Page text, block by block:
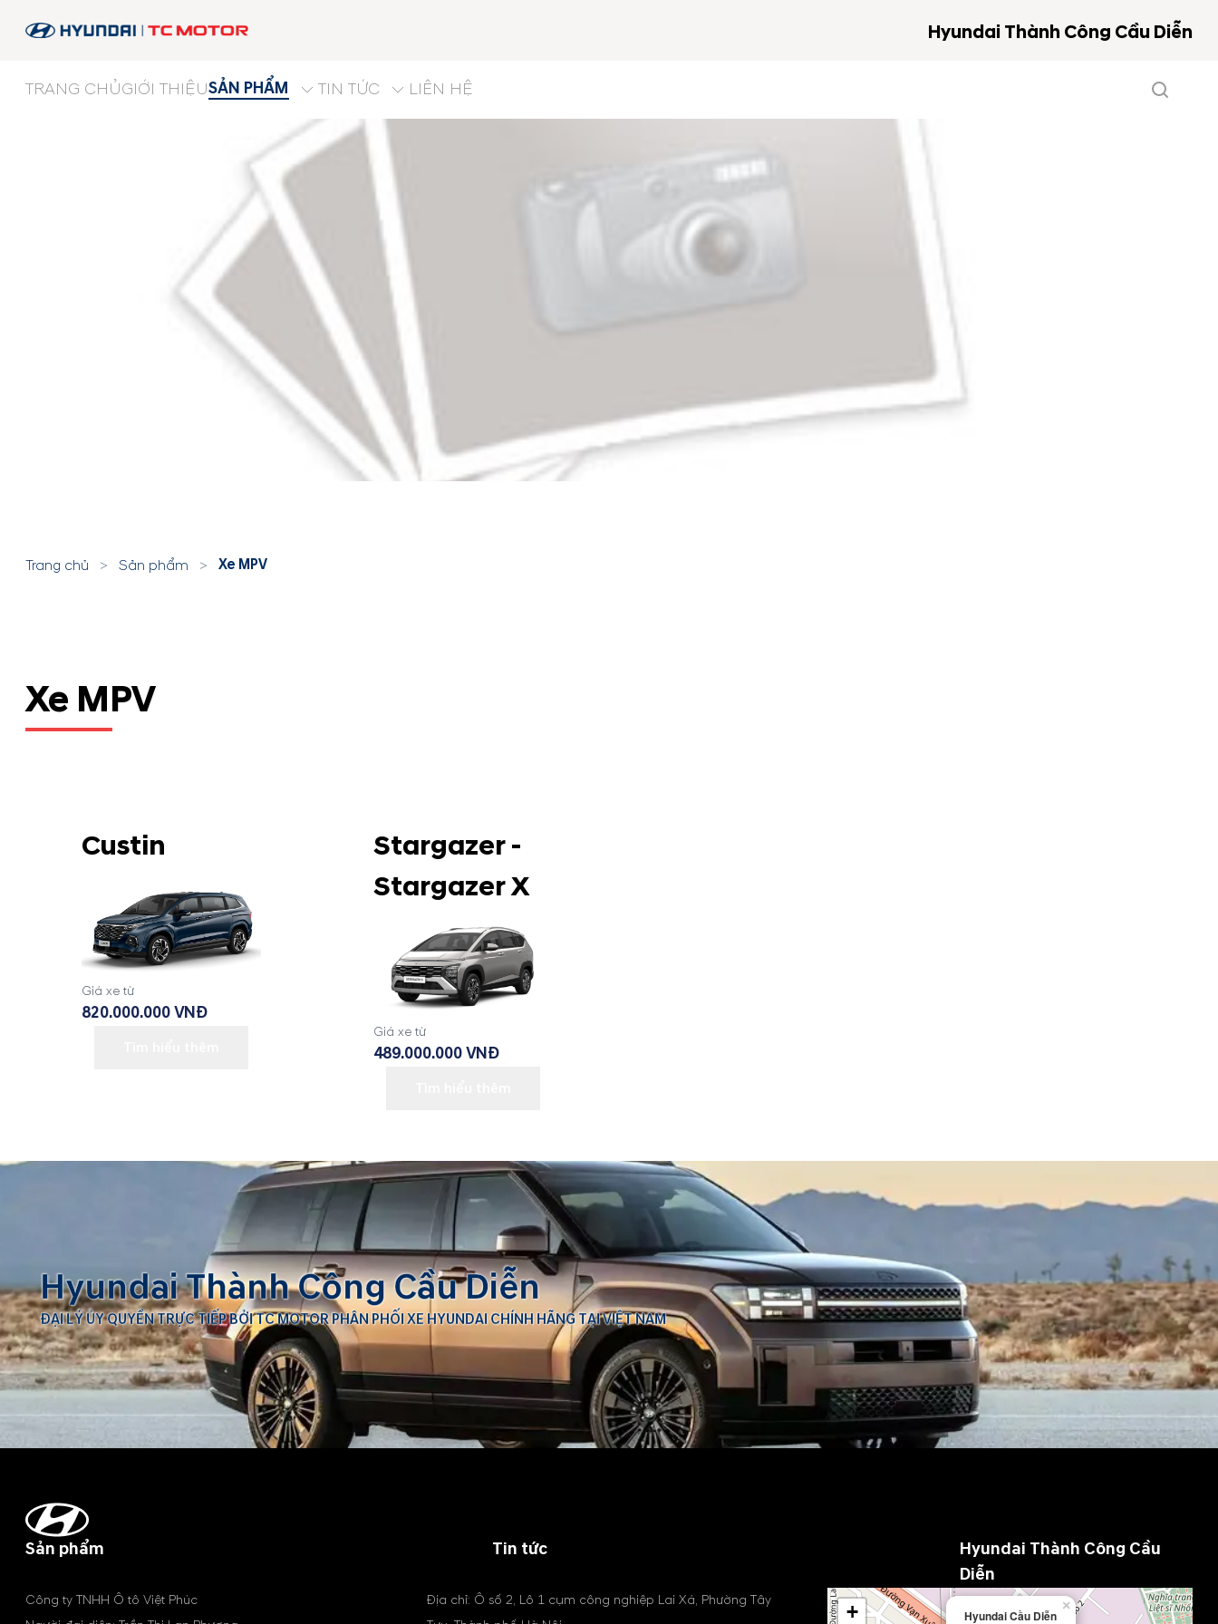
Hyundai Thành Công Cầu Diễn
TRANG CHỦGIỚI THIỆUSẢN PHẨM TIN TỨC LIÊN HỆ
Trang chủ > Sản phẩm > Xe MPV
Xe MPV
Custin
Giá xe từ
820.000.000 VNĐ
Stargazer -
Stargazer X
Giá xe từ
489.000.000 VNĐ
Hyundai Thành Công Cầu Diễn
ĐẠI LÝ ỦY QUYỀN TRỰC TIẾP BỞI TC MOTOR PHÂN PHỐI XE HYUNDAI CHÍNH HÃNG TẠI VIỆT NAM
Sản phẩm Tin tức
Hyundai Thành Công Cầu
Diễn
Công ty TNHH Ô tô Việt Phúc
Địa chỉ: Ô số 2, Lô 1 cụm công nghiệp Lai Xá, Phường Tây
Hyundai Cầu Diễn
×
+